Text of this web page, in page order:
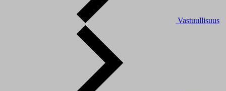
Vastuullisuus